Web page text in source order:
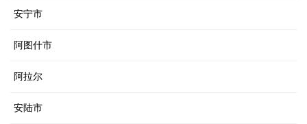
安宁市
阿图什市
阿拉尔
安陆市